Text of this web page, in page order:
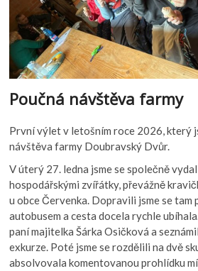
Poučná návštěva farmy
První výlet v letošním roce 2026, který
návštěva farmy Doubravský Dvůr.
V úterý 27. ledna jsme se společně
hospodářskými zvířátky, převážně
u obce Červenka. Dopravili jsme se tam
autobusem a cesta docela rychle
paní majitelka Šárka Osičková a
exkurze. Poté jsme se rozdělili na dvě
absolvovala komentovanou prohlídku